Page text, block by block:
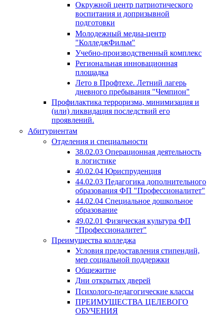
Окружной центр патриотического
воспитания и допризывной
подготовки
Молодежный медиа-центр
"КолледжФильм"
Учебно-производственный комплекс
Региональная инновационная
площадка
Лето в Профтехе. Летний лагерь
дневного пребывания "Чемпион"
Профилактика терроризма, минимизация и
(или) ликвидация последствий его
проявлений.
Абитуриентам
Отделения и специальности
38.02.03 Операционная деятельность
в логистике
40.02.04 Юриспруденция
44.02.03 Педагогика дополнительного
образования ФП "Профессионалитет"
44.02.04 Специальное дошкольное
образование
49.02.01 Физическая культура ФП
"Профессионалитет"
Преимущества колледжа
Условия предоставления стипендий,
мер социальной поддержки
Общежитие
Дни открытых дверей
Психолого-педагогические классы
ПРЕИМУЩЕСТВА ЦЕЛЕВОГО
ОБУЧЕНИЯ